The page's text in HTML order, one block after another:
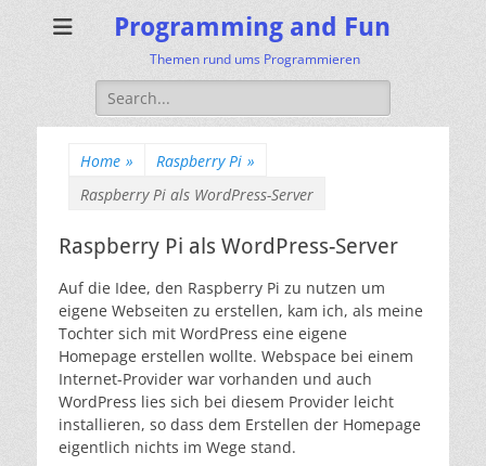
Programming and Fun
Themen rund ums Programmieren
Search
for:
Home » Raspberry Pi »
Raspberry Pi als WordPress-Server
Raspberry Pi als WordPress-Server
Auf die Idee, den Raspberry Pi zu nutzen um
eigene Webseiten zu erstellen, kam ich, als meine
Tochter sich mit WordPress eine eigene
Homepage erstellen wollte. Webspace bei einem
Internet-Provider war vorhanden und auch
WordPress lies sich bei diesem Provider leicht
installieren, so dass dem Erstellen der Homepage
eigentlich nichts im Wege stand.